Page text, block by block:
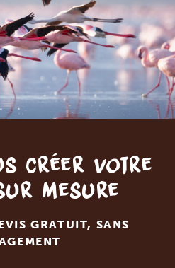
créer votre
mesure
GRATUIT, SANS